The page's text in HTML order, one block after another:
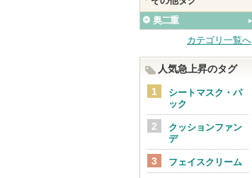
奥二重
カテゴリ一覧へ
人気急上昇のタグ
シートマスク・パ
ック
クッションファン
デ
フェイスクリーム